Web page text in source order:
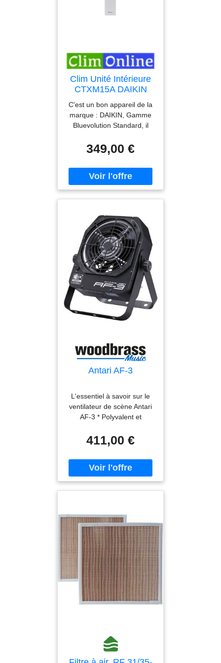
Clim Unité Intérieure
CTXM15A DAIKIN
C'est un bon appareil de la
marque : DAIKIN, Gamme
Bluevolution Standard, il
de 1,50 kW / 2,00 kW, idéal
pour une pièce moins de 15
m². Découvrez dès
maintenant la climatisation
unité intérieure (modèle
CTXM15A Blanc), avec un
mini (), un appareil élégant
qui saura faire parti de
votre maison. - Pression
acoustique mini (dB) : 19 -
Wifi : Oui (Intégrée) -
Tuyaux clim : 1/4-3/8 - Gaz
: R32 Garantie : 3 ans
Pièces
349,00 €
Antari AF-3
L'essentiel à savoir sur le
ventilateur de scène Antari
AF-3 * Polyvalent et
de scène en boîtier métal,
léger et facile à transporter,
idéal en prestation comme
en installation fixe. * 4
options de contrôle : DMX
intégré, potentiomètre
et contrôleur filaire Z-3
(optionnels) pour s'adapter
à tous les plateaux. *
Souffle précis à vitesse
linéaire : débit jusqu'à 1020
m³/h (600 CFM) et variation
continue pour doser
exactement la quantité d'air
souhaitée. * Montage
flux, au sol ou en
suspension, avec
411,00 €